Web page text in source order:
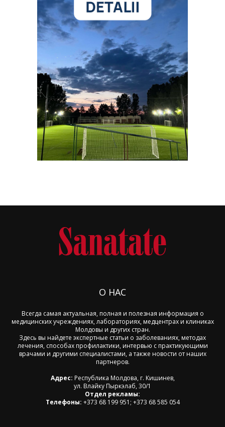
О НАС
Всегда самая актуальная, полная и полезная информация о
медицинских учреждениях, лабораториях, медцентрах и клиниках
Молдовы и других стран.
Здесь вы найдете экспертные статьи о заболеваниях, методах
лечения, способах профилактики, интервью с практикующими
врачами и другими специалистами, а также новости от наших
партнеров.
Адрес: Республика Молдова, г. Кишинев,
ул. Влайку Пыркэлаб, 30/1
Отдел рекламы:
Телефоны: +373 68 199 951; +373 68 585 054